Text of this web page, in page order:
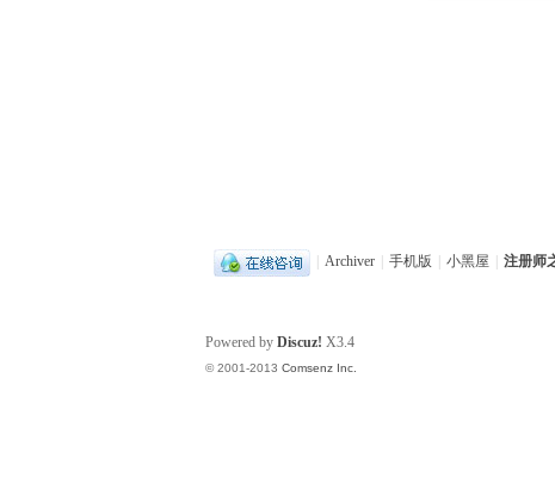
Archiver 手机版 小黑屋 注册师
Powered by Discuz! X3.4
© 2001-2013 Comsenz Inc.